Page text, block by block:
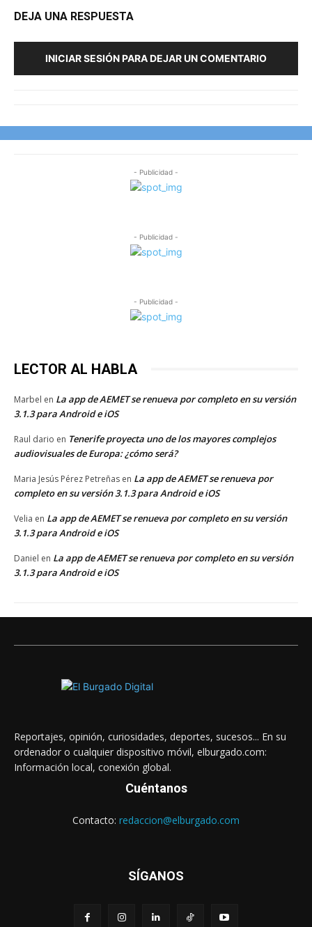
DEJA UNA RESPUESTA
INICIAR SESIÓN PARA DEJAR UN COMENTARIO
- Publicidad -
- Publicidad -
- Publicidad -
LECTOR AL HABLA
Marbel en La app de AEMET se renueva por completo en su versión
3.1.3 para Android e iOS
Raul dario en Tenerife proyecta uno de los mayores complejos
audiovisuales de Europa: ¿cómo será?
Maria Jesús Pérez Petreñas en La app de AEMET se renueva por
completo en su versión 3.1.3 para Android e iOS
Velia en La app de AEMET se renueva por completo en su versión
3.1.3 para Android e iOS
Daniel en La app de AEMET se renueva por completo en su versión
3.1.3 para Android e iOS
Reportajes, opinión, curiosidades, deportes, sucesos... En su
ordenador o cualquier dispositivo móvil, elburgado.com:
Información local, conexión global.
Cuéntanos
Contacto: redaccion@elburgado.com
SÍGANOS